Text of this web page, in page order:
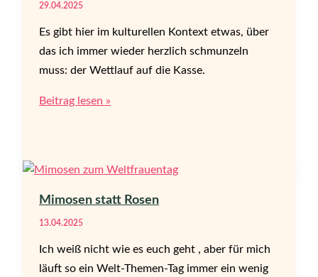
29.04.2025
Es gibt hier im kulturellen Kontext etwas, über
das ich immer wieder herzlich schmunzeln
muss: der Wettlauf auf die Kasse.
gewinnen
Beitrag lesen »
Mimosen statt Rosen
13.04.2025
Ich weiß nicht wie es euch geht , aber für mich
läuft so ein Welt-Themen-Tag immer ein wenig